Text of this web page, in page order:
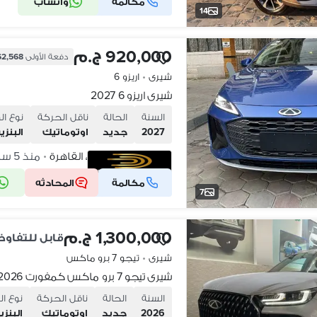
14 شركة موثقة
7
920,000 ج.م دفعة الأولى
شيرى • اريزو 6
شيرى اريزو 6 2027
السنة
2027
الحالة
جديد
ناقل الحركة
اوتوماتيك
نوع
القاهرة الجديدة، القاهرة • منذ 5 ساعات
مكالمة المحادثه شركة موثقة
1,300,000 ج.م قابل
شيرى • تيجو 7 برو ماكس
شيرى تيجو 7 برو ماكس كمفورت 2026 عرض سنه بدون فاوايد
السنة
2026
الحالة
جديد
ناقل الحركة
اوتوماتيك
نوع